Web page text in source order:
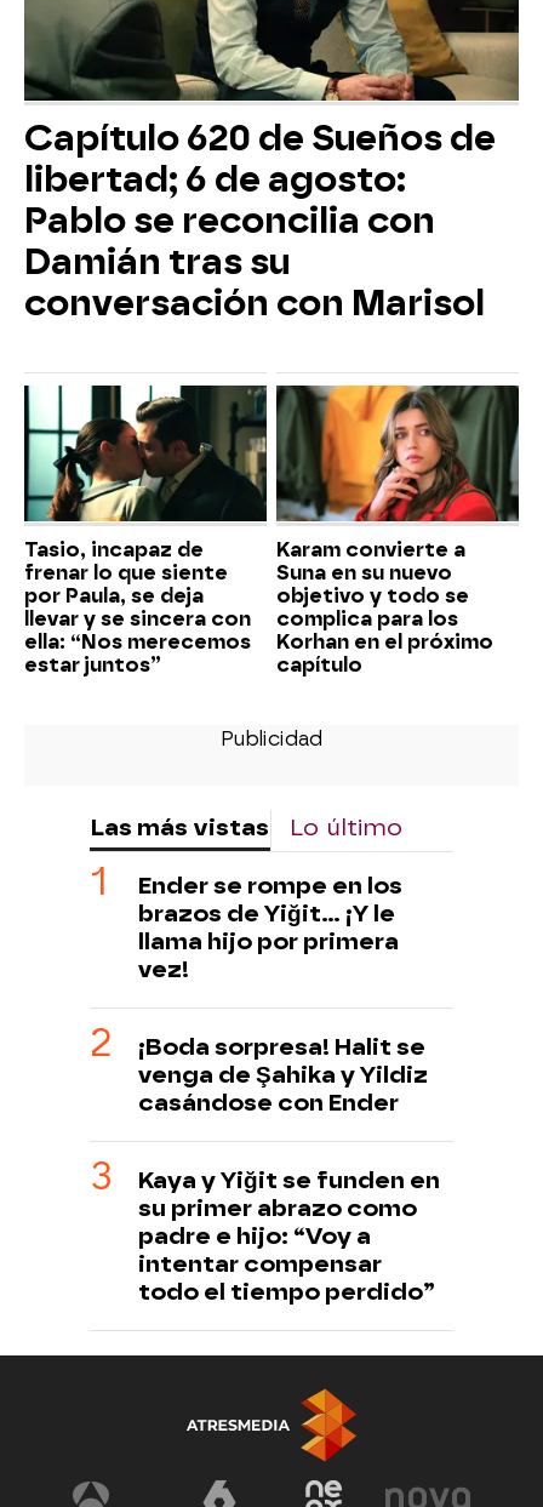
Capítulo 620 de Sueños de
libertad; 6 de agosto:
Pablo se reconcilia con
Damián tras su
conversación con Marisol
Tasio, incapaz de
frenar lo que siente
por Paula, se deja
llevar y se sincera con
ella: “Nos merecemos
estar juntos”
Karam convierte a
Suna en su nuevo
objetivo y todo se
complica para los
Korhan en el próximo
capítulo
Las más vistas Lo último
Ender se rompe en los
brazos de Yiğit… ¡Y le
llama hijo por primera
vez!
¡Boda sorpresa! Halit se
venga de Şahika y Yildiz
casándose con Ender
Kaya y Yiğit se funden en
su primer abrazo como
padre e hijo: “Voy a
intentar compensar
todo el tiempo perdido”